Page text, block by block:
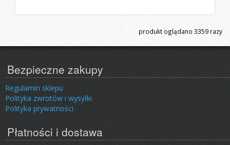
produkt oglądano 3359 razy
Bezpieczne zakupy
Regulamin sklepu
Polityka zwrotów i wysyłki
Polityka prywatności
Płatności i dostawa